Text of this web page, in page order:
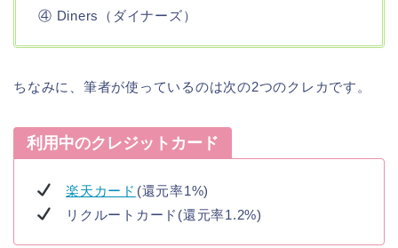
④ Diners（ダイナーズ）
ちなみに、筆者が使っているのは次の2つのクレカです。
利用中のクレジットカード
楽天カード (還元率1%)
リクルートカード(還元率1.2%)